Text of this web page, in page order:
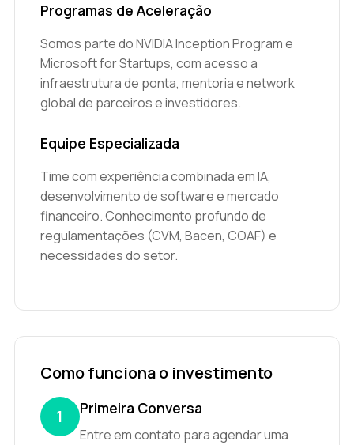
Programas de Aceleração
Somos parte do NVIDIA Inception Program e
Microsoft for Startups, com acesso a
infraestrutura de ponta, mentoria e network
global de parceiros e investidores.
Equipe Especializada
Time com experiência combinada em IA,
desenvolvimento de software e mercado
financeiro. Conhecimento profundo de
regulamentações (CVM, Bacen, COAF) e
necessidades do setor.
Como funciona o investimento
1 Primeira Conversa
Entre em contato para agendar uma